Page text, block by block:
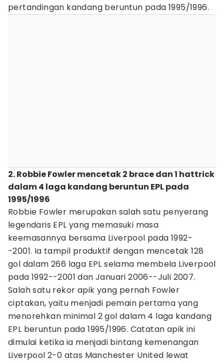
pertandingan kandang beruntun pada 1995/1996.
2. Robbie Fowler mencetak 2 brace dan 1 hattrick
dalam 4 laga kandang beruntun EPL pada
1995/1996
Robbie Fowler merupakan salah satu penyerang
legendaris EPL yang memasuki masa
keemasannya bersama Liverpool pada 1992-
-2001. Ia tampil produktif dengan mencetak 128
gol dalam 266 laga EPL selama membela Liverpool
pada 1992--2001 dan Januari 2006--Juli 2007.
Salah satu rekor apik yang pernah Fowler
ciptakan, yaitu menjadi pemain pertama yang
menorehkan minimal 2 gol dalam 4 laga kandang
EPL beruntun pada 1995/1996. Catatan apik ini
dimulai ketika ia menjadi bintang kemenangan
Liverpool 2-0 atas Manchester United lewat